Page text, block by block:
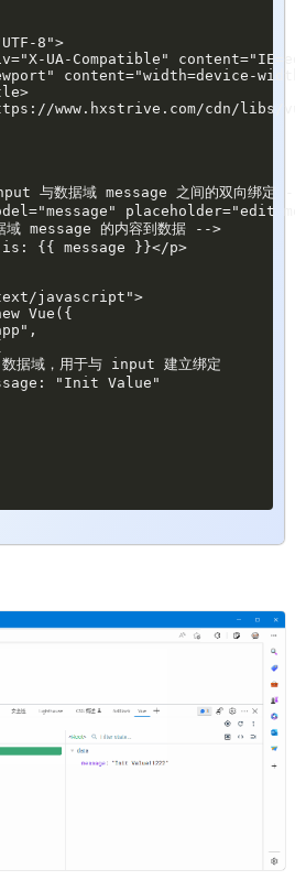
8">
UA-Compatible"
content="width=device-
www.hxstrive.com/cdn/libs/
据域 message 之间的双向绑定
placeholder="edit
的内容到数据 -->
{{ message }}</p>
javascript">
Vue({
与 input 建立绑定
Value"